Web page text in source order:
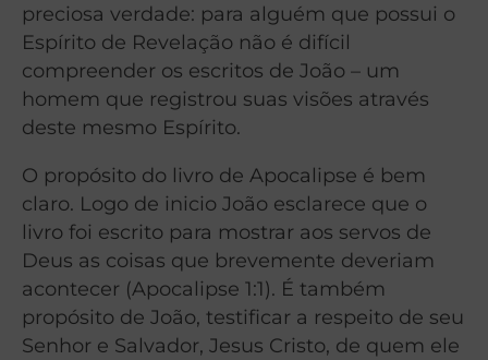
preciosa verdade: para alguém que possui o
Espírito de Revelação não é difícil
compreender os escritos de João – um
homem que registrou suas visões através
deste mesmo Espírito.
O propósito do livro de Apocalipse é bem
claro. Logo de inicio João esclarece que o
livro foi escrito para mostrar aos servos de
Deus as coisas que brevemente deveriam
acontecer (Apocalipse 1:1). É também
propósito de João, testificar a respeito de seu
Senhor e Salvador, Jesus Cristo, de quem ele